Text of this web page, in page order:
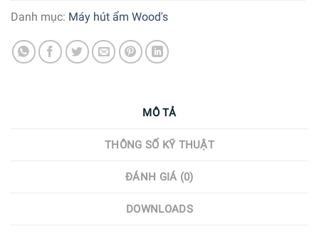
Danh mục: Máy hút ẩm Wood's
MÔ TẢ
THÔNG SỐ KỸ THUẬT
ĐÁNH GIÁ (0)
DOWNLOADS